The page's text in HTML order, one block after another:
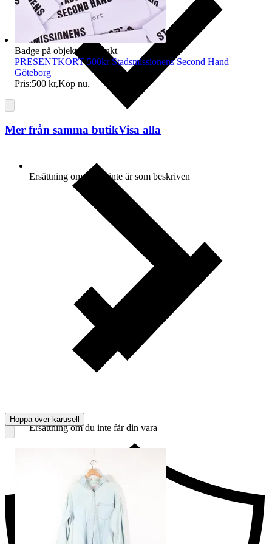
Ersättning om varan inte är som beskriven
Ersättning om du inte får din vara
Badge på objektet:
Fri frakt
PRESENTKORT 500kr Stadsmissionens Second Hand
Göteborg
Pris:500 kr,Köp nu.
Mer från samma butikVisa alla
Hoppa över karusell